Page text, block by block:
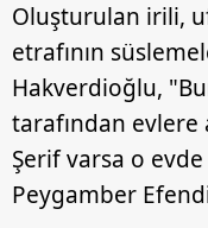
Oluşturulan irili,
etrafının
Hakverdioğlu,
tarafından evlere
Şerif varsa o
Peygamber